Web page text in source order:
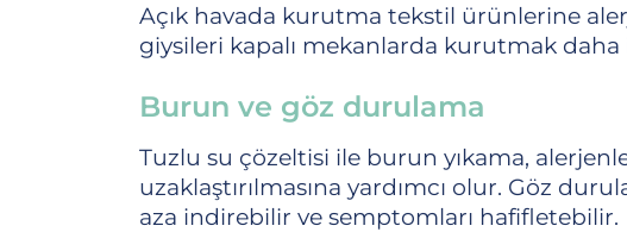
Açık havada kurutma tekstil ürünlerine
giysileri kapalı mekanlarda kurutmak daha
Burun ve göz durulama
Tuzlu su çözeltisi ile burun yıkama,
uzaklaştırılmasına yardımcı olur. Göz
aza indirebilir ve semptomları hafifletebilir.